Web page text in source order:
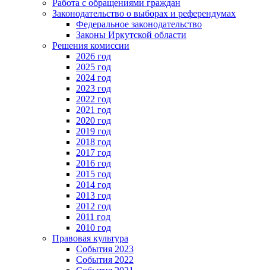
Работа с обращениями граждан
Законодательство о выборах и референдумах
Федеральное законодательство
Законы Иркутской области
Решения комиссии
2026 год
2025 год
2024 год
2023 год
2022 год
2021 год
2020 год
2019 год
2018 год
2017 год
2016 год
2015 год
2014 год
2013 год
2012 год
2011 год
2010 год
Правовая культура
События 2023
События 2022